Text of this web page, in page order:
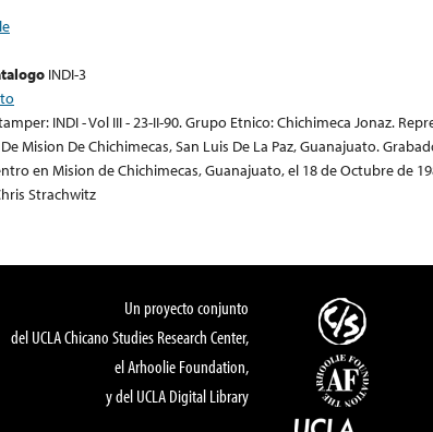
INDI-3
INDI - Vol III - 23-II-90. Grupo Etnico: Chichimeca Jonaz.
Mision De Chichimecas, San Luis De La Paz, Guanajuato.
en Mision de Chichimecas, Guanajuato, el 18 de Octubre de
Strachwitz
Un proyecto conjunto
del UCLA Chicano Studies Research Center,
el Arhoolie Foundation,
y del UCLA Digital Library